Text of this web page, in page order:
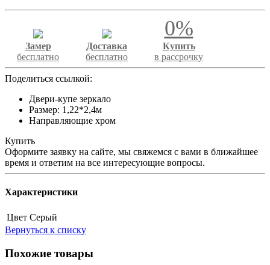
Замер
бесплатно
Доставка
бесплатно
0%
Купить
в рассрочку
Поделиться ссылкой:
Двери-купе зеркало
Размер: 1,22*2,4м
Направляющие хром
Купить
Оформите заявку на сайте, мы свяжемся с вами в ближайшее
время и ответим на все интересующие вопросы.
Характеристики
Цвет Серый
Вернуться к списку
Похожие товары